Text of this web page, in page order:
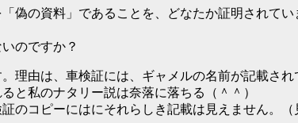
偽の資料」であることを、どなたか証明されてい
のですか？
理由は、車検証には、ギャメルの名前が記載さ
と私のナタリー説は奈落に落ちる（＾＾）
のコピーにはにそれらしき記載は見えません。（